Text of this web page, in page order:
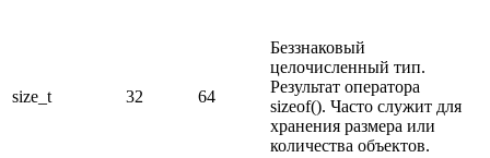
size_t 32 64
Беззнаковый
целочисленный тип.
Результат оператора
sizeof(). Часто служит для
хранения размера или
количества объектов.